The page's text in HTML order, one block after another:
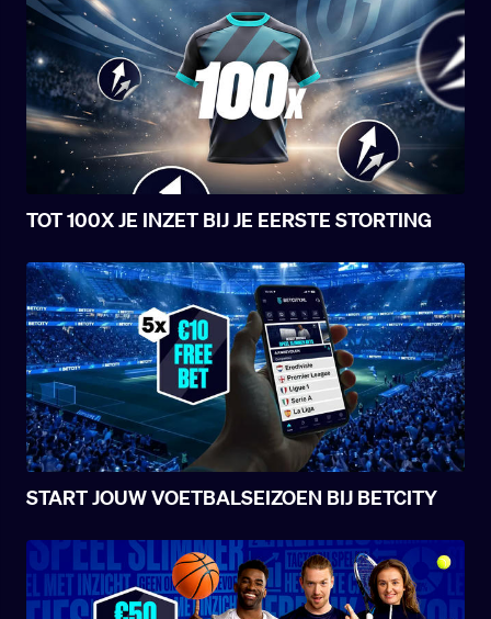
genoemd.
TOT 100X JE INZET BIJ JE EERSTE STORTING
START JOUW VOETBALSEIZOEN BIJ BETCITY